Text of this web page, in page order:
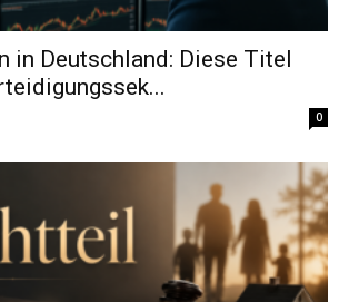
in Deutschland: Diese Titel
0